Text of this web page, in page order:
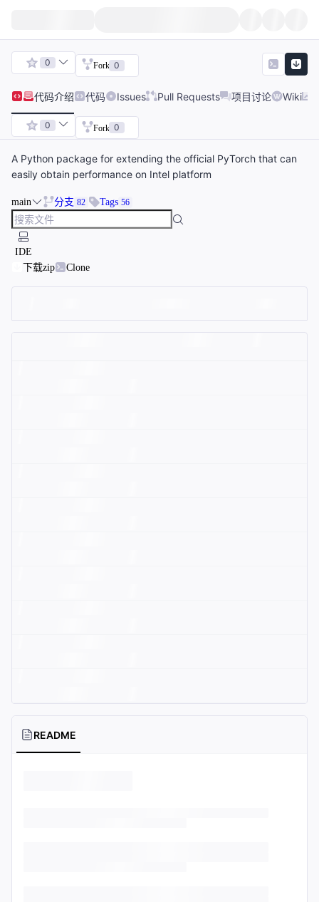
0 Fork 0
代码介绍 代码 Issues Pull Requests 项目讨论 Wiki
0 Fork 0
A Python package for extending the official PyTorch that can
easily obtain performance on Intel platform
main 分支 82 Tags 56
IDE
下载zip
Clone
README